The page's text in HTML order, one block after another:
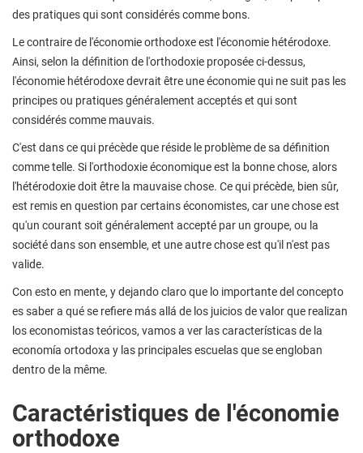
des pratiques qui sont considérés comme bons.
Le contraire de l'économie orthodoxe est l'économie hétérodoxe.
Ainsi, selon la définition de l'orthodoxie proposée ci-dessus,
l'économie hétérodoxe devrait être une économie qui ne suit pas les
principes ou pratiques généralement acceptés et qui sont
considérés comme mauvais.
C'est dans ce qui précède que réside le problème de sa définition
comme telle. Si l'orthodoxie économique est la bonne chose, alors
l'hétérodoxie doit être la mauvaise chose. Ce qui précède, bien sûr,
est remis en question par certains économistes, car une chose est
qu'un courant soit généralement accepté par un groupe, ou la
société dans son ensemble, et une autre chose est qu'il n'est pas
valide.
Con esto en mente, y dejando claro que lo importante del concepto
es saber a qué se refiere más allá de los juicios de valor que realizan
los economistas teóricos, vamos a ver las características de la
economía ortodoxa y las principales escuelas que se engloban
dentro de la même.
Caractéristiques de l'économie
orthodoxe